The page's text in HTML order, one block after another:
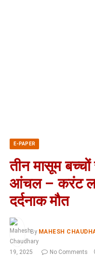
E-PAPER
तीन मासूम
आंचल – करंट
दर्दनाक मौत
By MAHESH
19, 2025 No Comments